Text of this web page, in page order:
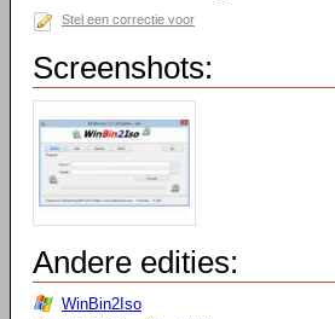
Stel een correctie voor
Screenshots:
Andere edities:
WinBin2Iso